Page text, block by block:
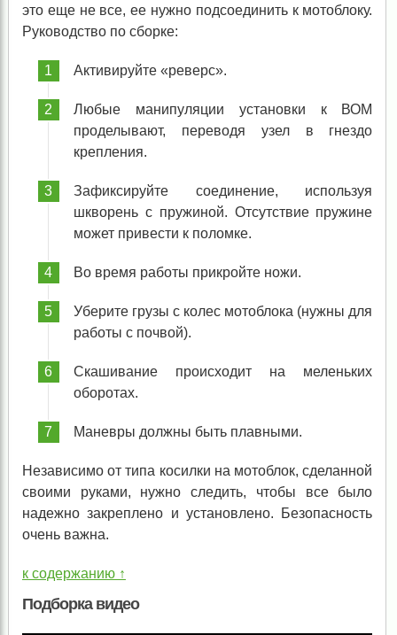
это еще не все, ее нужно подсоединить к мотоблоку.
Руководство по сборке:
Активируйте «реверс».
Любые манипуляции установки к ВОМ
проделывают, переводя узел в гнездо
крепления.
Зафиксируйте соединение, используя
шкворень с пружиной. Отсутствие пружине
может привести к поломке.
Во время работы прикройте ножи.
Уберите грузы с колес мотоблока (нужны для
работы с почвой).
Скашивание происходит на меленьких
оборотах.
Маневры должны быть плавными.
Независимо от типа косилки на мотоблок, сделанной
своими руками, нужно следить, чтобы все было
надежно закреплено и установлено. Безопасность
очень важна.
к содержанию ↑
Подборка видео